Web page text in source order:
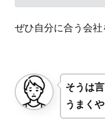
ぜひ自分に合う会社
そうは
うまく